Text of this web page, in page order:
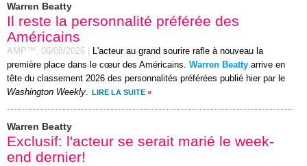
Warren Beatty
Il reste la personnalité préférée des
Américains
AMP™, 06/08/2026
L'acteur au grand sourire rafle à nouveau la
première place dans le cœur des Américains. Warren Beatty arrive en
tête du classement 2026 des personnalités préférées publié hier par le
Washington Weekly. LIRE LA SUITE »
Warren Beatty
Exclusif: l'acteur se serait marié le week-
end dernier!